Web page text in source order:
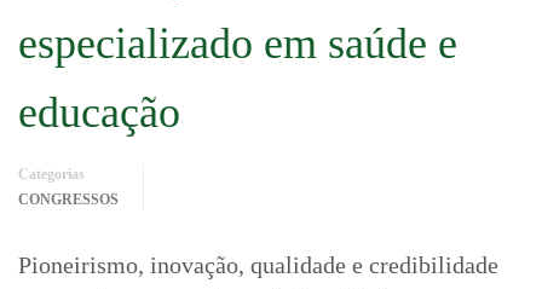
especializado em saúde e
educação
Categorias
CONGRESSOS
Pioneirismo, inovação, qualidade e credibilidade